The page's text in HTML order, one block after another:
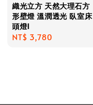
織光立方 天然大理石方
形壁燈 溫潤透光 臥室床
頭燈I
Regular
NT$ 3,780